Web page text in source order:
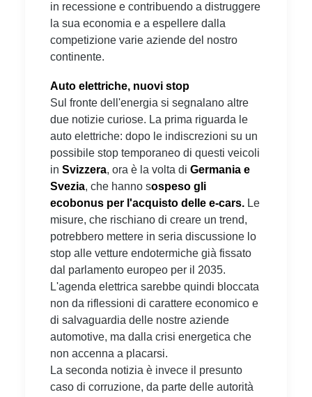
in recessione e contribuendo a distruggere
la sua economia e a espellere dalla
competizione varie aziende del nostro
continente.
Auto elettriche, nuovi stop
Sul fronte dell'energia si segnalano altre
due notizie curiose. La prima riguarda le
auto elettriche: dopo le indiscrezioni su un
possibile stop temporaneo di questi veicoli
in Svizzera, ora è la volta di Germania e
Svezia, che hanno sospeso gli
ecobonus per l'acquisto delle e-cars. Le
misure, che rischiano di creare un trend,
potrebbero mettere in seria discussione lo
stop alle vetture endotermiche già fissato
dal parlamento europeo per il 2035.
L'agenda elettrica sarebbe quindi bloccata
non da riflessioni di carattere economico e
di salvaguardia delle nostre aziende
automotive, ma dalla crisi energetica che
non accenna a placarsi.
La seconda notizia è invece il presunto
caso di corruzione, da parte delle autorità